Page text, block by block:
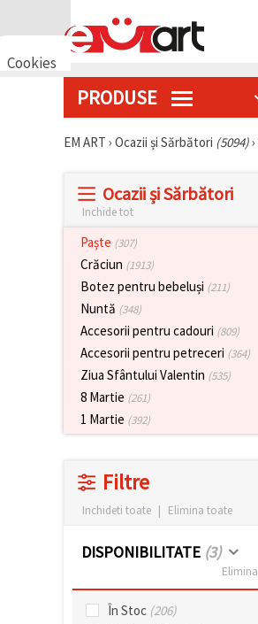
Cookies
PRODUSE
EM ART › Ocazii și Sărbători (5094)›
Ocazii și Sărbători
Inchide tot
Paște (307)
Crăciun (1913)
Botez pentru bebeluși (211)
Nuntă (348)
Accesorii pentru cadouri (809)
Accesorii pentru petreceri (364)
Ziua Sfântului Valentin (535)
8 Martie (261)
1 Martie (392)
Filtre
Inchideti toate | Elimina toate
DISPONIBILITATE (3)
Elimina
În Stoc (206)